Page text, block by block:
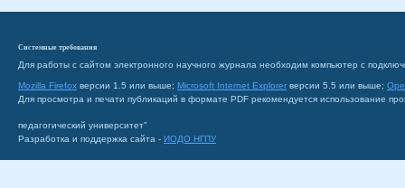
Системные требования
Для работы с сайтом электронного научного журнала необходим компьютер с
Mozilla Firefox версии 1.5 или выше; Microsoft Internet Explorer версии 5.5 или выше;
Для просмотра и печати публикаций в формате PDF рекомендуется использование
педагогический университет"
Разработка и поддержка сайта - ИОДО НГПУ